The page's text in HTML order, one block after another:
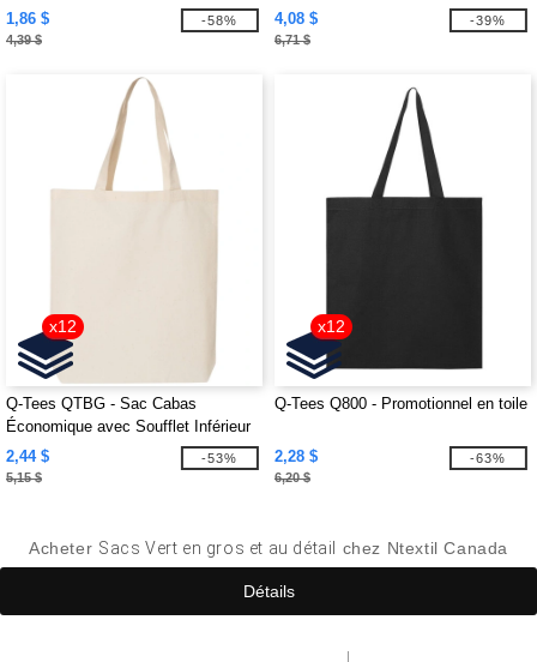
1,86 $
4,39 $
-58%
4,08 $
6,71 $
-39%
x12
Q-Tees QTBG - Sac Cabas
Économique avec Soufflet Inférieur
2,44 $
5,15 $
-53%
x12
Q-Tees Q800 - Promotionnel en toile
2,28 $
6,20 $
-63%
Acheter Sacs Vert en gros et au détail chez Ntextil Canada
Détails